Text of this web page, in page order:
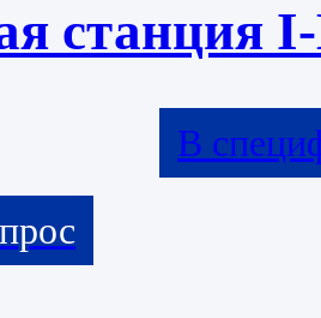
станция
В